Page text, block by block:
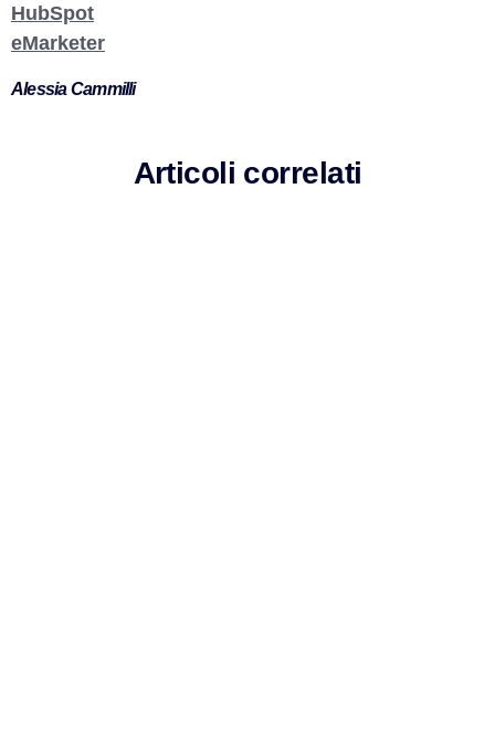
HubSpot
eMarketer
Alessia Cammilli
Articoli correlati